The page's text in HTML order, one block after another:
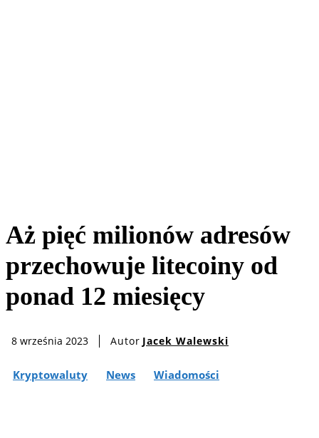
Aż pięć milionów adresów
przechowuje litecoiny od
ponad 12 miesięcy
8 września 2023 Autor Jacek Walewski
Kryptowaluty News Wiadomości